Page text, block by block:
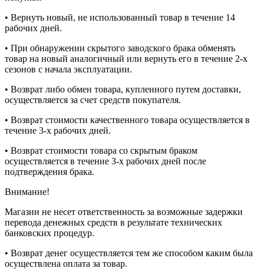
• Вернуть новый, не использованный товар в течение 14
рабочих дней.
• При обнаружении скрытого заводского брака обменять
товар на новый аналогичный или вернуть его в течение 2-х
сезонов с начала эксплуатации.
• Возврат либо обмен товара, купленного путем доставки,
осуществляется за счет средств покупателя.
• Возврат стоимости качественного товара осуществляется в
течение 3-х рабочих дней.
• Возврат стоимости товара со скрытым браком
осуществляется в течение 3-х рабочих дней после
подтверждения брака.
Внимание!
Магазин не несет ответственность за возможные задержки
перевода денежных средств в результате технических
банковских процедур.
• Возврат денег осуществляется тем же способом каким была
осуществлена оплата за товар.